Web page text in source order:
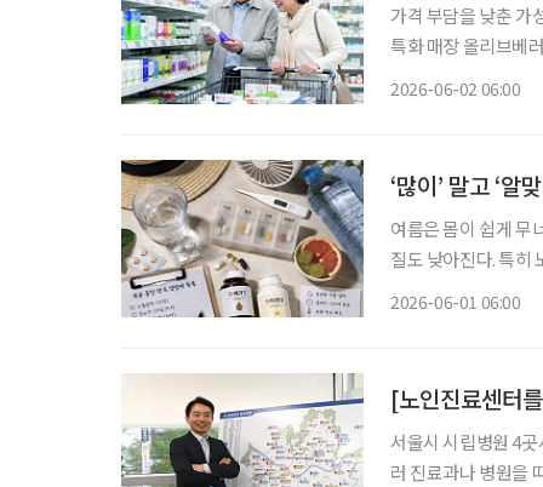
가격 부담을 낮춘 가
특화 매장 올리브베
2026-06-02 06:00
‘많이’ 말고 ‘알
여름은 몸이 쉽게 무
질도 낮아진다. 특히
2026-06-01 06:00
서울시 시립병원 4곳
러 진료과나 병원을